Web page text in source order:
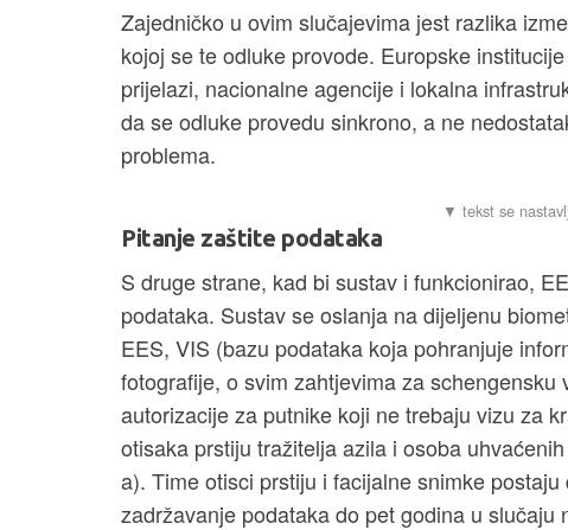
Zajedničko u ovim slučajevima jest razlika
kojoj se te odluke provode. Europske
prijelazi, nacionalne agencije i lokalna
da se odluke provedu sinkrono, a ne
problema.
Pitanje zaštite podataka
S druge strane, kad bi sustav i funkcionirao,
podataka. Sustav se oslanja na dijeljenu
EES, VIS (bazu podataka koja pohranjuje
fotografije, o svim zahtjevima za
autorizacije za putnike koji ne trebaju vizu za
otisaka prstiju tražitelja azila i osoba
a). Time otisci prstiju i facijalne snimke
zadržavanje podataka do pet godina u slučaju